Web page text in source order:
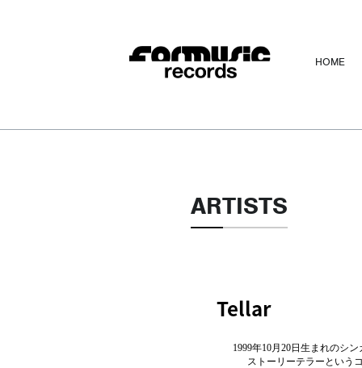
HOME
ARTISTS
Tellar
1999年10月20日生まれのシ
ストーリーテラーという